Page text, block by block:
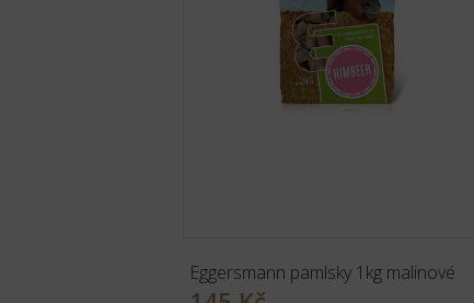
Eggersmann pamlsky 1kg malinové